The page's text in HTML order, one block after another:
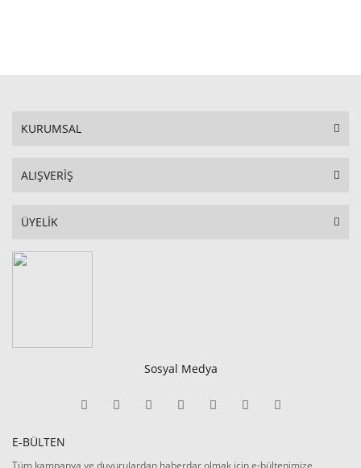
KURUMSAL
ALIŞVERİŞ
ÜYELİK
Sosyal Medya
E-BÜLTEN
Tüm kampanya ve duyurulardan haberdar olmak için e-bültenimize